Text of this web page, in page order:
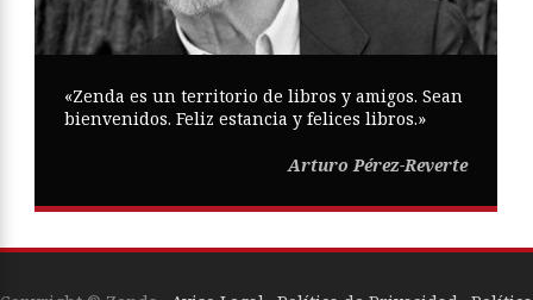
«Zenda es un territorio de libros y amigos. Sean
bienvenidos. Feliz estancia y felices libros.»
Arturo Pérez-Reverte